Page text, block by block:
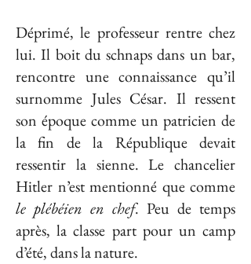
Déprimé, le professeur rentre chez
lui. Il boit du schnaps dans un bar,
rencontre une connaissance qu’il
surnomme Jules César. Il ressent
son époque comme un patricien de
la fin de la République devait
ressentir la sienne. Le chancelier
Hitler n’est mentionné que comme
le plébéien en chef. Peu de temps
après, la classe part pour un camp
d’été, dans la nature.